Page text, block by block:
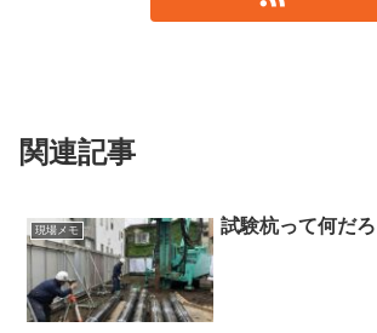
関連記事
現場メモ 試験杭って何だろ